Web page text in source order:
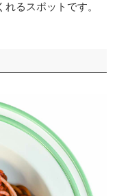
るスポットです。